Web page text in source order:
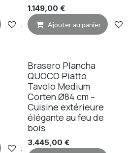
Ajouter à la liste de souhaits
1.149,00 €
Ajouter au panier
Ajouter à la liste de souhaits
Brasero Plancha
QUOCO Piatto
Tavolo Medium
Corten Ø84 cm –
Cuisine extérieure
élégante au feu de
bois
3.445,00 €